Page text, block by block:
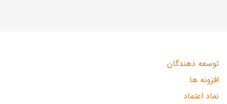
توسعه دهندگان
افزونه ها
نماد اعتماد